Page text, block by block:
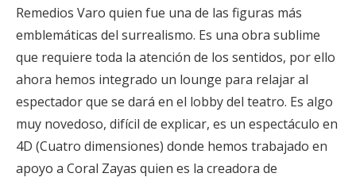
Remedios Varo quien fue una de las figuras más
emblemáticas del surrealismo. Es una obra sublime
que requiere toda la atención de los sentidos, por ello
ahora hemos integrado un lounge para relajar al
espectador que se dará en el lobby del teatro. Es algo
muy novedoso, difícil de explicar, es un espectáculo en
4D (Cuatro dimensiones) donde hemos trabajado en
apoyo a Coral Zayas quien es la creadora de